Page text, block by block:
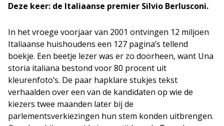
Deze keer: de Italiaanse premier Silvio Berlusconi.
In het vroege voorjaar van 2001 ontvingen 12 miljoen
Italiaanse huishoudens een 127 pagina’s tellend
boekje. Een beetje lezer was er zo doorheen, want Una
storia italiana bestond voor 80 procent uit
kleurenfoto’s. De paar hapklare stukjes tekst
verhaalden over een van de kandidaten op wie de
kiezers twee maanden later bij de
parlementsverkiezingen hun stem konden uitbrengen.